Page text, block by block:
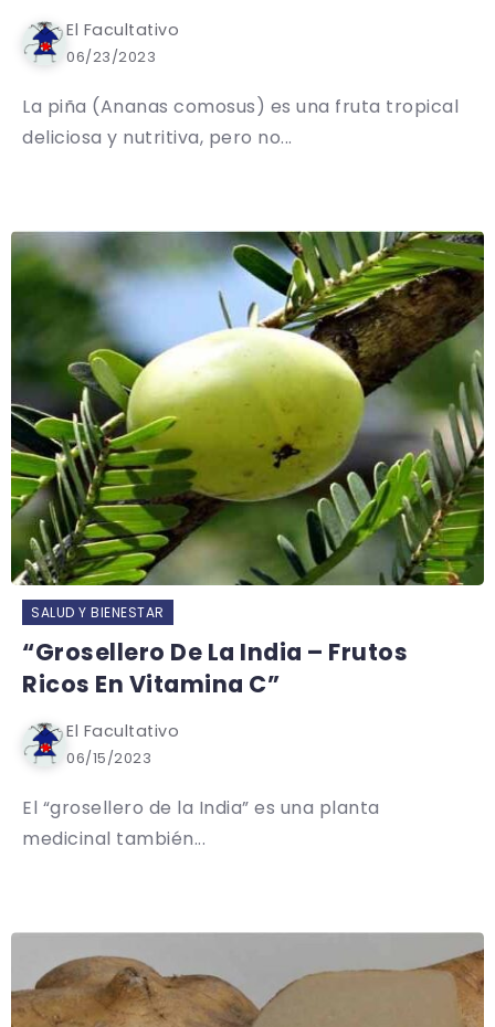
El Facultativo
06/23/2023
La piña (Ananas comosus) es una fruta tropical
deliciosa y nutritiva, pero no...
SALUD Y BIENESTAR
“Grosellero De La India – Frutos
Ricos En Vitamina C”
El Facultativo
06/15/2023
El “grosellero de la India” es una planta
medicinal también...